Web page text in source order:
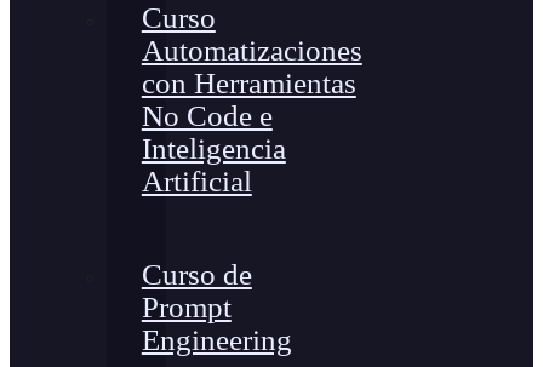
Curso
Automatizaciones
con Herramientas
No Code e
Inteligencia
Artificial
Curso de
Prompt
Engineering